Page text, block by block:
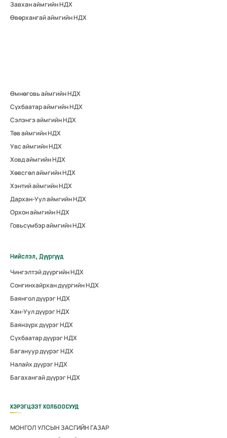
Завхан аймгийн НДХ
Өвөрхангай аймгийн НДХ
Өмнөговь аймгийн НДХ
Сүхбаатар аймгийн НДХ
Сэлэнгэ аймгийн НДХ
Төв аймгийн НДХ
Увс аймгийн НДХ
Ховд аймгийн НДХ
Хөвсгөл аймгийн НДХ
Хэнтий аймгийн НДХ
Дархан-Уул аймгийн НДХ
Орхон аймгийн НДХ
Говьсүмбэр аймгийн НДХ
Нийслэл, Дүүргүүд
Чингэлтэй дүүргийн НДХ
Сонгинхайрхан дүүргийн НДХ
Баянгол дүүрэг НДХ
Хан-Уул дүүрэг НДХ
Баянзүрх дүүрэг НДХ
Сүхбаатар дүүрэг НДХ
Багануур дүүрэг НДХ
Налайх дүүрэг НДХ
Багахангай дүүрэг НДХ
ХЭРЭГЦЭЭТ ХОЛБООСУУД
МОНГОЛ УЛСЫН ЗАСГИЙН ГАЗАР